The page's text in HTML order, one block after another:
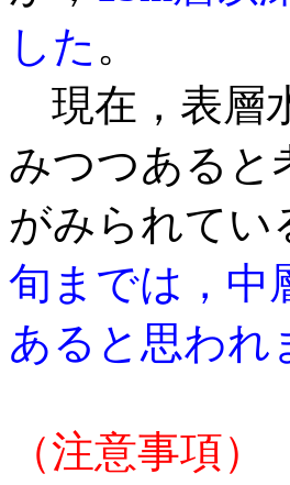
した 。
現在，表層
みつつあると
がみられてい
旬までは， 中
あると思われ
（注意事項）